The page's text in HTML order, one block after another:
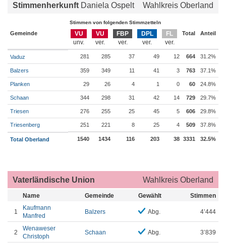
Stimmenherkunft Daniela Ospelt Wahlkreis Oberland
Stimmen von folgenden Stimmzetteln
Gemeinde VU VU FBP DPL FL Total Anteil
Vaduz 281 285 37 49 12 664 31.2%
Balzers 359 349 11 41 3 763 37.1%
Planken 29 26 4 1 0 60 24.8%
Schaan 344 298 31 42 14 729 29.7%
Triesen 276 255 25 45 5 606 29.8%
Triesenberg 251 221 8 25 4 509 37.8%
Total Oberland 1540 1434 116 203 38 3331 32.5%
Vaterländische Union Wahlkreis Oberland
Name Gemeinde Gewählt Stimmen
1
Kaufmann
Manfred
Balzers Abg. 4’444
2
Wenaweser
Christoph
Schaan Abg. 3’839